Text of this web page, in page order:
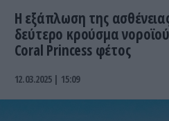
Η εξάπλωση της
δεύτερο κρούσμα
Coral Princess φέτος
12.03.2025 | 15:09